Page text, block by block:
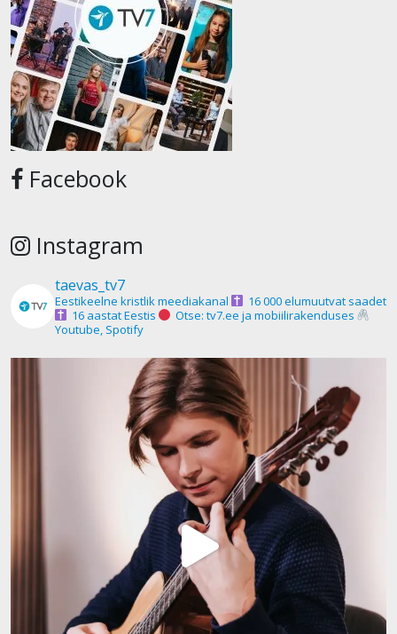
Facebook
Instagram
taevas_tv7
Eestikeelne kristlik meediakanal
16 000 elumuutvat saadet
16 aastat Eestis
Otse: tv7.ee ja mobiilirakenduses
Youtube, Spotify